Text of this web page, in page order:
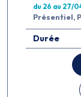
du 26 au 27/
Présentiel,
Durée